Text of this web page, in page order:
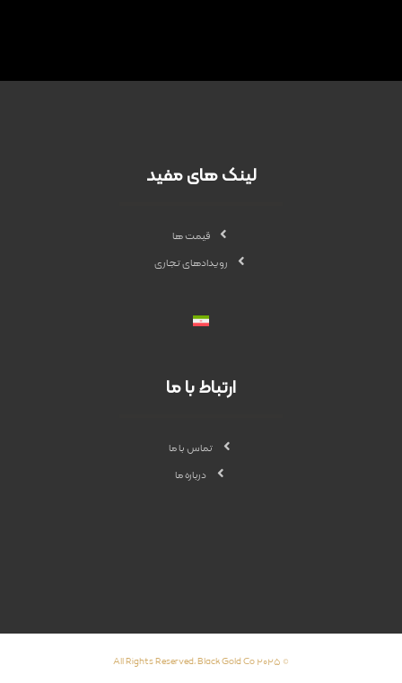
لینک های مفید
قیمت ها
رویدادهای تجاری
ارتباط با ما
تماس با ما
درباره ما
© ۲۰۲۵ All Rights Reserved, Black Gold Co